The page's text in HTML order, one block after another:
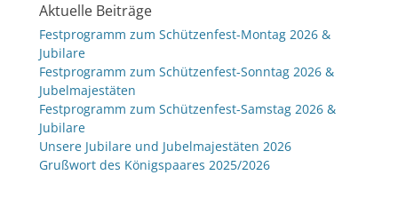
Aktuelle Beiträge
Festprogramm zum Schützenfest-Montag 2026 &
Jubilare
Festprogramm zum Schützenfest-Sonntag 2026 &
Jubelmajestäten
Festprogramm zum Schützenfest-Samstag 2026 &
Jubilare
Unsere Jubilare und Jubelmajestäten 2026
Grußwort des Königspaares 2025/2026